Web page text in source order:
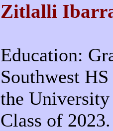
Zitlalli
Education:
Southwest
the
Class of 2023.